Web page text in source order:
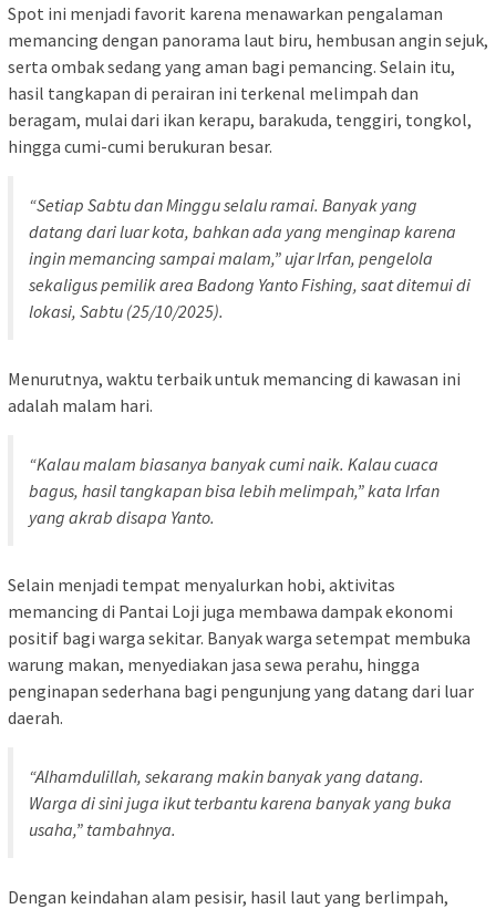
Spot ini menjadi favorit karena menawarkan pengalaman
memancing dengan panorama laut biru, hembusan angin sejuk,
serta ombak sedang yang aman bagi pemancing. Selain itu,
hasil tangkapan di perairan ini terkenal melimpah dan
beragam, mulai dari ikan kerapu, barakuda, tenggiri, tongkol,
hingga cumi-cumi berukuran besar.
“Setiap Sabtu dan Minggu selalu ramai. Banyak yang
datang dari luar kota, bahkan ada yang menginap karena
ingin memancing sampai malam,” ujar Irfan, pengelola
sekaligus pemilik area Badong Yanto Fishing, saat ditemui di
lokasi, Sabtu (25/10/2025).
Menurutnya, waktu terbaik untuk memancing di kawasan ini
adalah malam hari.
“Kalau malam biasanya banyak cumi naik. Kalau cuaca
bagus, hasil tangkapan bisa lebih melimpah,” kata Irfan
yang akrab disapa Yanto.
Selain menjadi tempat menyalurkan hobi, aktivitas
memancing di Pantai Loji juga membawa dampak ekonomi
positif bagi warga sekitar. Banyak warga setempat membuka
warung makan, menyediakan jasa sewa perahu, hingga
penginapan sederhana bagi pengunjung yang datang dari luar
daerah.
“Alhamdulillah, sekarang makin banyak yang datang.
Warga di sini juga ikut terbantu karena banyak yang buka
usaha,” tambahnya.
Dengan keindahan alam pesisir, hasil laut yang berlimpah,